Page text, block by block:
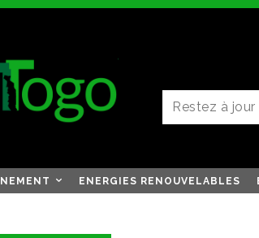
ENERGIES RENOUVELABLES